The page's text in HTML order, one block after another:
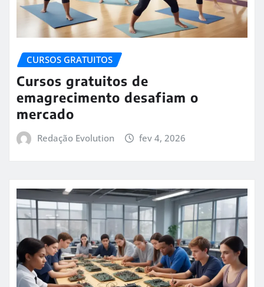
CURSOS GRATUITOS
Cursos gratuitos de
emagrecimento desafiam o
mercado
Redação Evolution fev 4, 2026